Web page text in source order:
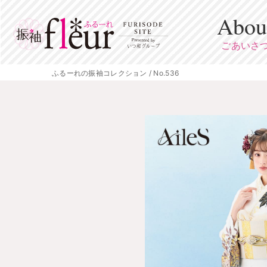
ごあいさ
ふるーれの振袖コレクション / No.536